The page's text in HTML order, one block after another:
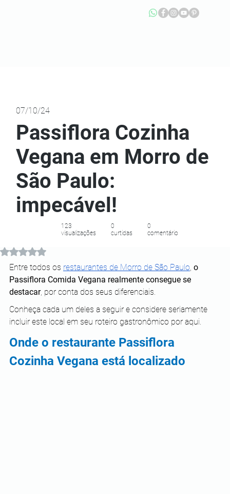
Avaliado com NaN de 5 estrelas.
Entre todos os restaurantes de Morro de São Paulo, o
Passiflora Comida Vegana realmente consegue se
destacar, por conta dos seus diferenciais.
Conheça cada um deles a seguir e considere seriamente
incluir este local em seu roteiro gastronômico por aqui.
Onde o restaurante Passiflora
Cozinha Vegana está localizado
123
visualizações
0
curtidas
0
comentário
Passiflora Cozinha
Vegana em Morro de
São Paulo:
impecável!
07/10/24